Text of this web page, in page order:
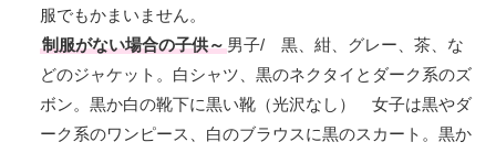
服でもかまいません。
制服がない場合の子供～男子/ 黒、紺、グレー、茶、な
どのジャケット。白シャツ、黒のネクタイとダーク系のズ
ボン。黒か白の靴下に黒い靴（光沢なし） 女子は黒やダ
ーク系のワンピース、白のブラウスに黒のスカート。黒か